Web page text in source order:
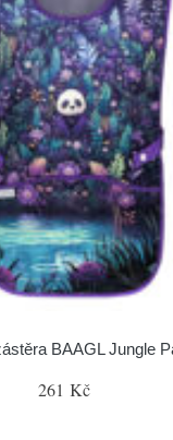
BAAGL Jungle
261 Kč